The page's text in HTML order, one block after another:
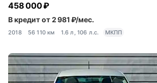
458 000 ₽
В кредит от 2 981 ₽/мес.
2018 56 110 км 1.6 л, 106 л.с. МКПП